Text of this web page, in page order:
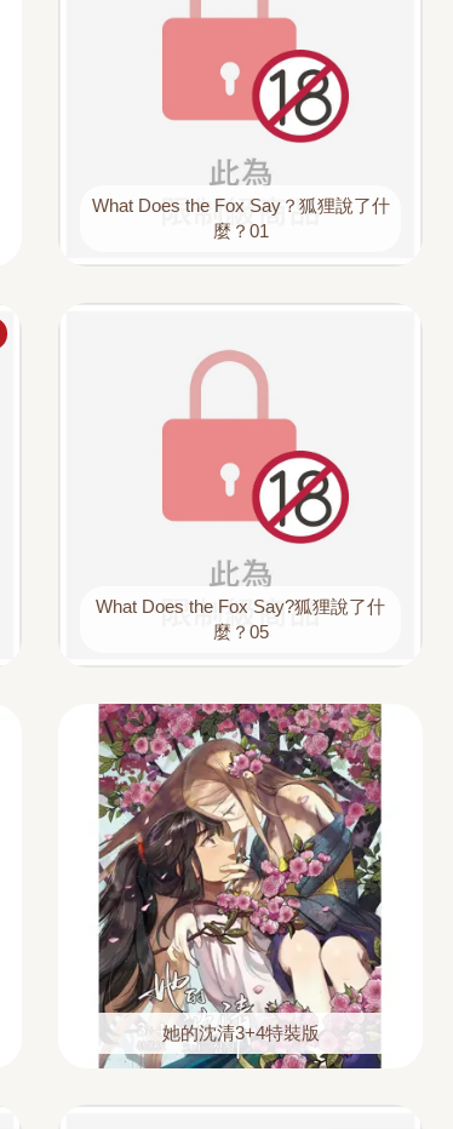
What Does the Fox Say？狐狸說了什
麼？01
What Does the Fox Say?狐狸說了什
麼？05
她的沈清3+4特裝版